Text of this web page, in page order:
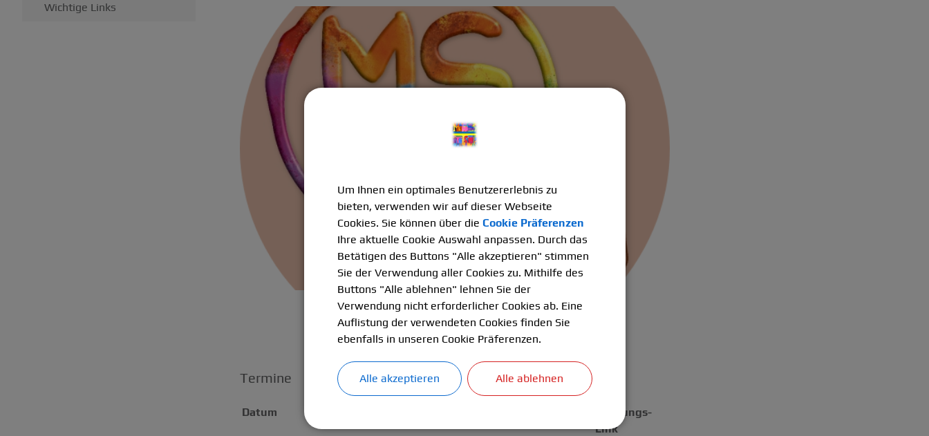
Wichtige Links
Termine
Datum
Buchungs-
Link
Um Ihnen ein optimales Benutzererlebnis zu
bieten, verwenden wir auf dieser Webseite
Cookies. Sie können über die Cookie Präferenzen
Ihre aktuelle Cookie Auswahl anpassen. Durch das
Betätigen des Buttons "Alle akzeptieren" stimmen
Sie der Verwendung aller Cookies zu. Mithilfe des
Buttons "Alle ablehnen" lehnen Sie der
Verwendung nicht erforderlicher Cookies ab. Eine
Auflistung der verwendeten Cookies finden Sie
ebenfalls in unseren Cookie Präferenzen.
Alle akzeptieren Alle ablehnen